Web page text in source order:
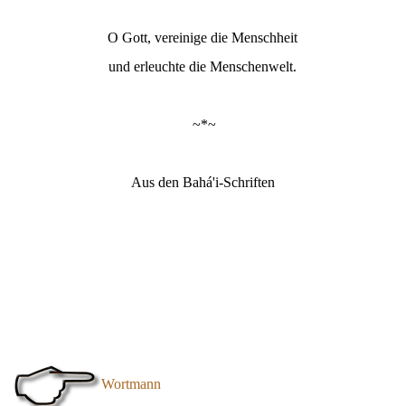
O Gott, vereinige die Menschheit
und erleuchte die Menschenwelt.
~*~
Aus den Bahá'i-Schriften
Wortmann